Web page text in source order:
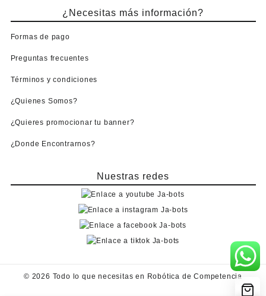
¿Necesitas más información?
Formas de pago
Preguntas frecuentes
Términos y condiciones
¿Quienes Somos?
¿Quieres promocionar tu banner?
¿Donde Encontrarnos?
Nuestras redes
© 2026 Todo lo que necesitas en Robótica de Competencia